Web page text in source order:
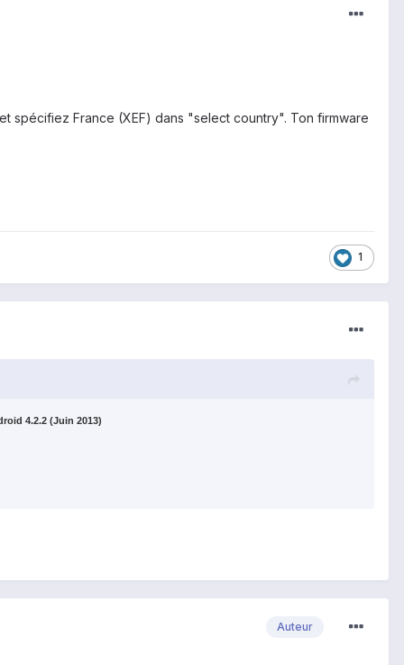
spécifiez France (XEF) dans "select country". Ton firmware
1
4.2.2 (Juin 2013)
Auteur